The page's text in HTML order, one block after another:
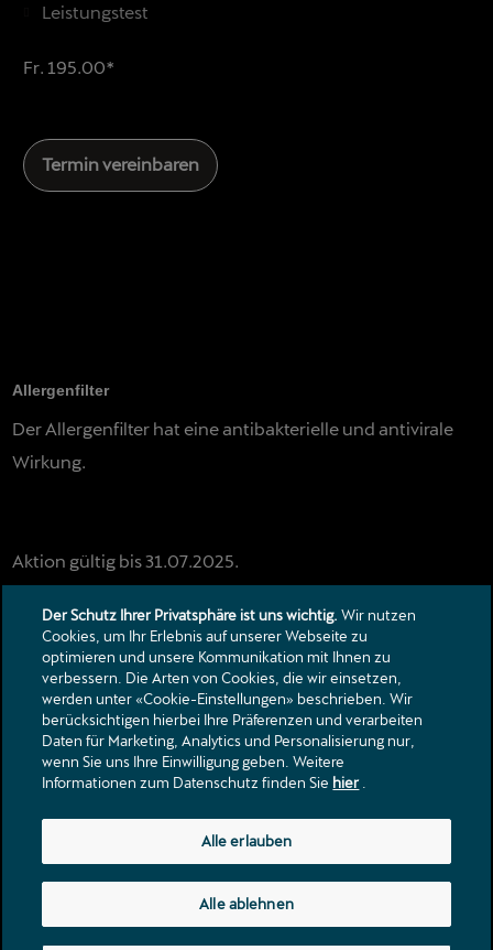
Leistungstest
Fr. 195.00*
Termin vereinbaren
Allergenfilter
Der Allergenfilter hat eine antibakterielle und antivirale
Wirkung.
Aktion gültig bis 31.07.2025.
Langfeldstrasse 77
8500 Frauenfeld
frauenfeldost@buetikofergruppe.ch
Kontakt
Kataloge & Preislisten
Rechtliche Hinweise
Datenschutzerklärung
Der Schutz Ihrer Privatsphäre ist uns wichtig. Wir nutzen
Cookies, um Ihr Erlebnis auf unserer Webseite zu
optimieren und unsere Kommunikation mit Ihnen zu
verbessern. Die Arten von Cookies, die wir einsetzen,
werden unter «Cookie-Einstellungen» beschrieben. Wir
berücksichtigen hierbei Ihre Präferenzen und verarbeiten
Daten für Marketing, Analytics und Personalisierung nur,
wenn Sie uns Ihre Einwilligung geben. Weitere
Informationen zum Datenschutz finden Sie hier.
Alle ablehnen
Alle erlauben